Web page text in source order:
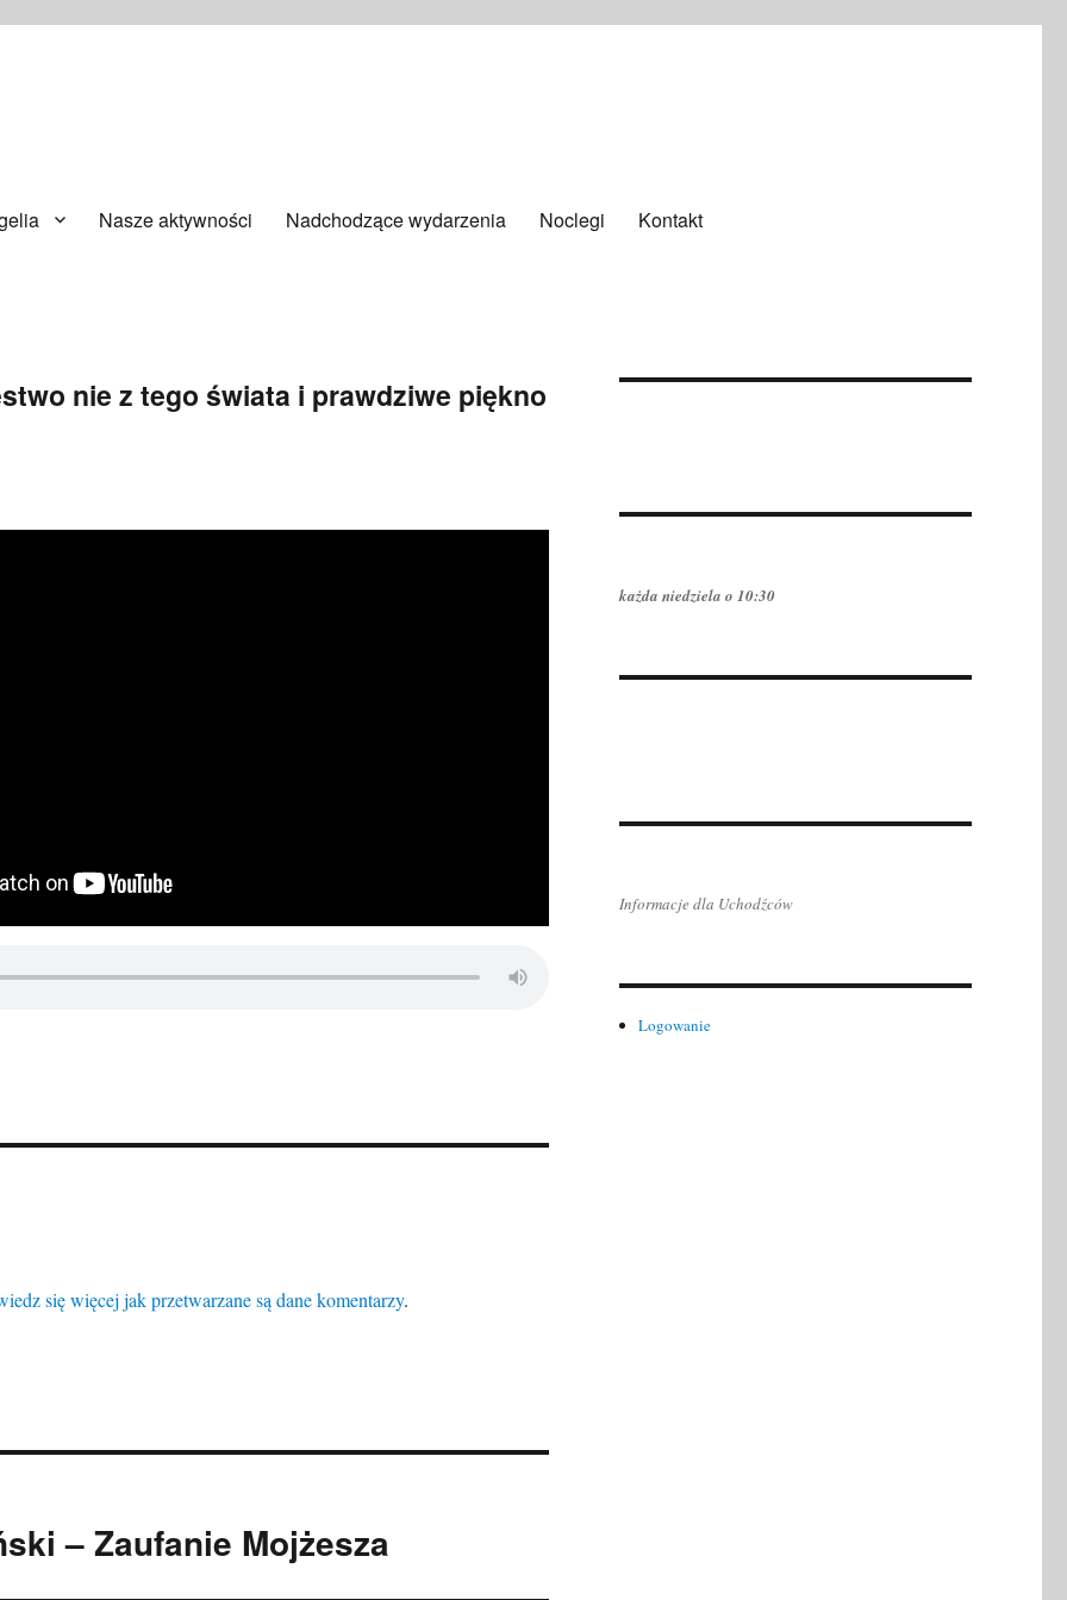
Nasze aktywności Nadchodzące wydarzenia Noclegi Kontakt
nie z tego świata i prawdziwe piękno
się więcej jak przetwarzane są dane komentarzy.
– Zaufanie Mojżesza
każda niedziela o 10:30
Informacje dla Uchodźców
Logowanie